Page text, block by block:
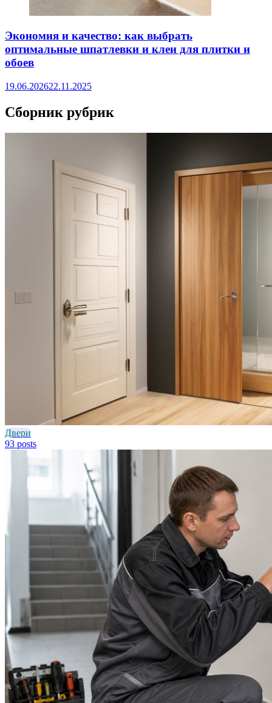
Экономия и качество: как выбрать
оптимальные шпатлевки и клеи для плитки и
обоев
19.06.202622.11.2025
Сборник рубрик
Двери
93 posts